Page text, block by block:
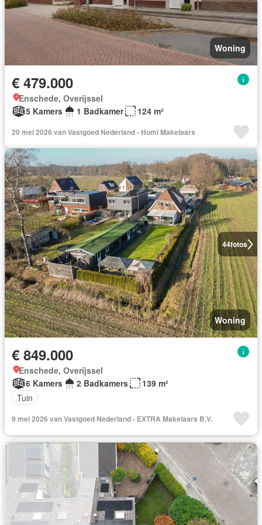
Woning
€ 479.000
Enschede, Overijssel
5 Kamers
1 Badkamer 124 m²
20 mei 2026 van Vastgoed Nederland - Homi Makelaars
44fotos
Woning
€ 849.000
Enschede, Overijssel
6 Kamers
2 Badkamers
139 m²
Tuin
9 mei 2026 van Vastgoed Nederland - EXTRA Makelaars B.V.